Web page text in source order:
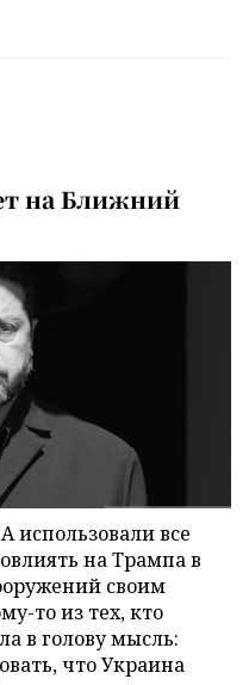
на Ближний
использовали все
на Трампа в
своим
то из тех, кто
в голову мысль:
что Украина